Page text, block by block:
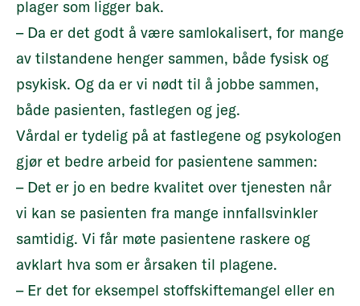
plager som ligger bak.
– Da er det godt å være samlokalisert, for mange
av tilstandene henger sammen, både fysisk og
psykisk. Og da er vi nødt til å jobbe sammen,
både pasienten, fastlegen og jeg.
Vårdal er tydelig på at fastlegene og psykologen
gjør et bedre arbeid for pasientene sammen:
– Det er jo en bedre kvalitet over tjenesten når
vi kan se pasienten fra mange innfallsvinkler
samtidig. Vi får møte pasientene raskere og
avklart hva som er årsaken til plagene.
– Er det for eksempel stoffskiftemangel eller en